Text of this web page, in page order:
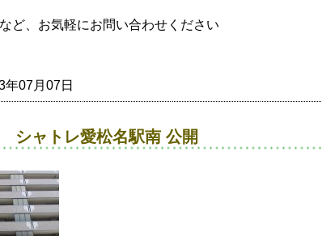
ど、お気軽にお問い合わせください
年07月07日
シャトレ愛松名駅南 公開